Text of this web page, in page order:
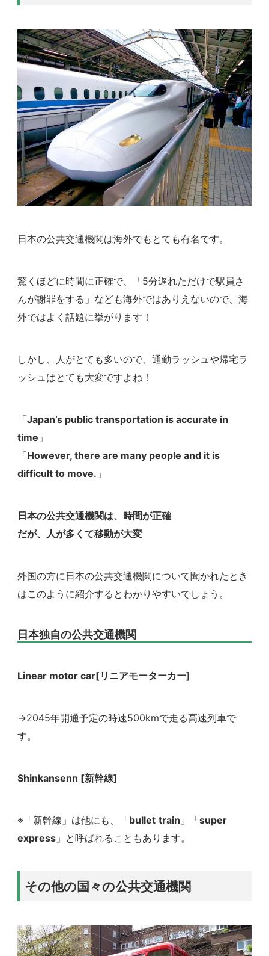
日本の公共交通機関は海外でもとても有名です。
驚くほどに時間に正確で、「5分遅れただけで駅員さ
んが謝罪をする」なども海外ではありえないので、海
外ではよく話題に挙がります！
しかし、人がとても多いので、通勤ラッシュや帰宅ラ
ッシュはとても大変ですよね！
「Japan’s public transportation is accurate in
time 」
「However, there are many people and it is
difficult to move. 」
日本の公共交通機関は、時間が正確
だが、人が多くて移動が大変
外国の方に日本の公共交通機関について聞かれたとき
はこのように紹介するとわかりやすいでしょう。
日本独自の公共交通機関
Linear motor car[リニアモーターカー]
→2045年開通予定の時速500kmで走る高速列車で
す。
Shinkansenn [新幹線]
※「新幹線」は他にも、「bullet train 」「super
express 」と呼ばれることもあります。
その他の国々の公共交通機関